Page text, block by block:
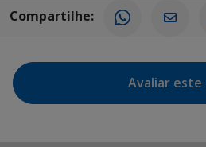
Compartilhe:
Avaliar este